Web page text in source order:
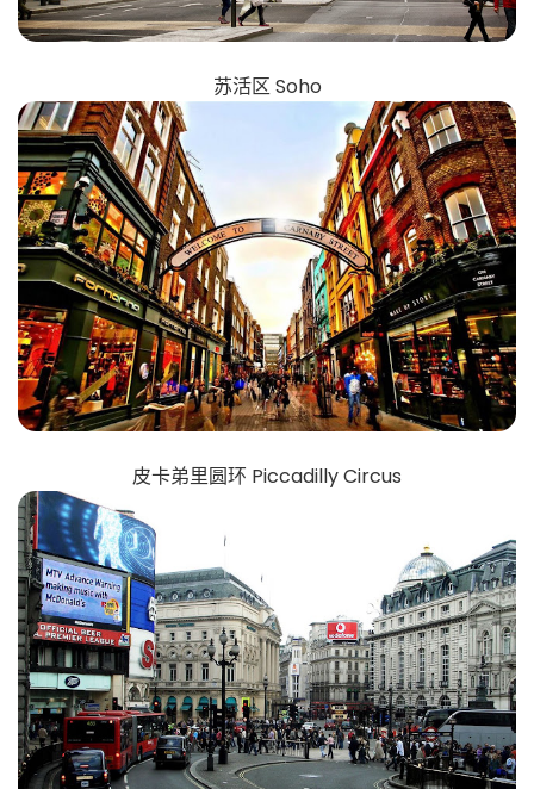
苏活区 Soho
皮卡弟里圆环 Piccadilly Circus